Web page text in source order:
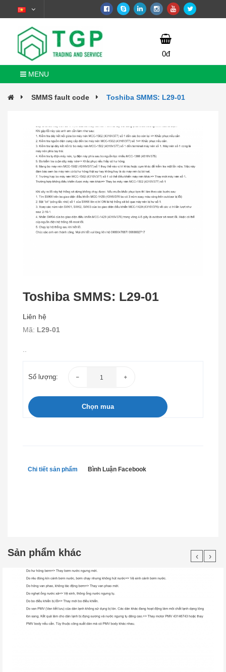
0đ
MENU
SMMS fault code Toshiba SMMS: L29-01
Toshiba SMMS: L29-01
Liên hệ
Mã: L29-01
Số lượng:
Chọn mua
Chi tiết sản phẩm Bình Luận Facebook
Sản phẩm khác ‹ ›